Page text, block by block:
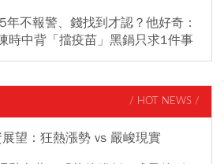
不報警、錢找到才認？他好奇：
時中背「擋疫苗」黑鍋只求1件事
/ HOT NEWS /
望：狂熱漲勢 vs 嚴峻現實